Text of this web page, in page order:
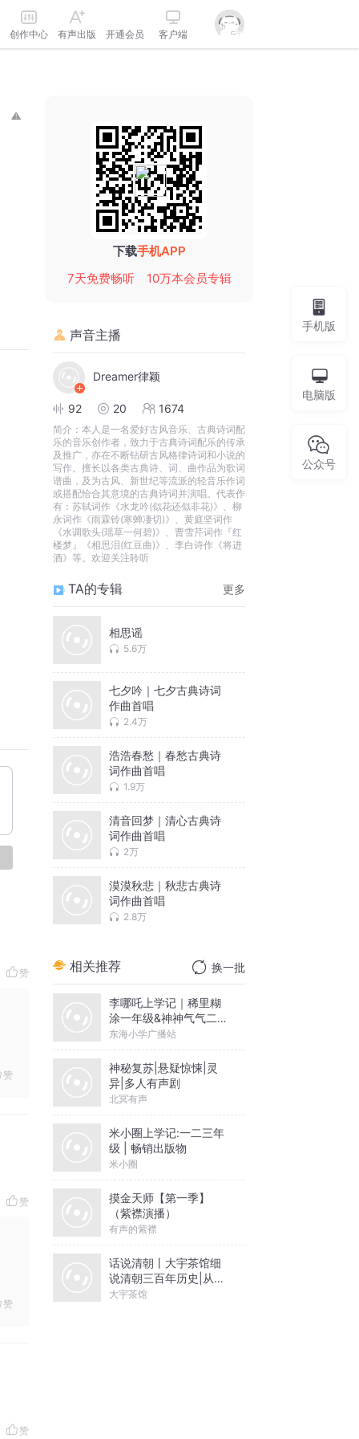
创作中心 有声出版 开通会员 客户端
赞
赞
赞
赞
赞
下载手机APP
7天免费畅听
10万本会员专辑
声音主播
Dreamer律颖
92 20 1674
简介： 本人是一名爱好古风音乐、古典诗词配
乐的音乐创作者，致力于古典诗词配乐的传承
及推广，亦在不断钻研古风格律诗词和小说的
写作。擅长以各类古典诗、词、曲作品为歌词
谱曲，及为古风、新世纪等流派的轻音乐作词
或搭配恰合其意境的古典诗词并演唱。代表作
有：苏轼词作《水龙吟(似花还似非花)》、柳
永词作《雨霖铃(寒蝉凄切)》、黄庭坚词作
《水调歌头(瑶草一何碧)》、曹雪芹词作『红
楼梦』《相思泪(红豆曲)》、李白诗作《将进
酒》等。欢迎关注聆听
TA的专辑 更多
相思谣
5.6万
七夕吟｜七夕古典诗词
作曲首唱
2.4万
浩浩春愁｜春愁古典诗
词作曲首唱
1.9万
清音回梦｜清心古典诗
词作曲首唱
2万
漠漠秋悲｜秋悲古典诗
词作曲首唱
2.8万
相关推荐 换一批
李哪吒上学记｜稀里糊
涂一年级&神神气气二年
级
东海小学广播站
神秘复苏|悬疑惊悚|灵
异|多人有声剧
北冥有声
米小圈上学记:一二三年
级 | 畅销出版物
米小圈
摸金天师【第一季】
（紫襟演播）
有声的紫襟
话说清朝丨大宇茶馆细
说清朝三百年历史|从努
尔哈赤到末代皇帝溥仪|
大宇茶馆
手机版
电脑版
公众号